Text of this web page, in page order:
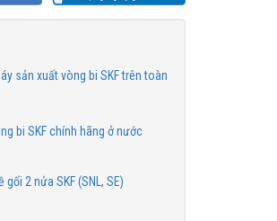
sản xuất vòng bi SKF trên toàn
bi SKF chính hãng ở nước
gối 2 nửa SKF (SNL, SE)